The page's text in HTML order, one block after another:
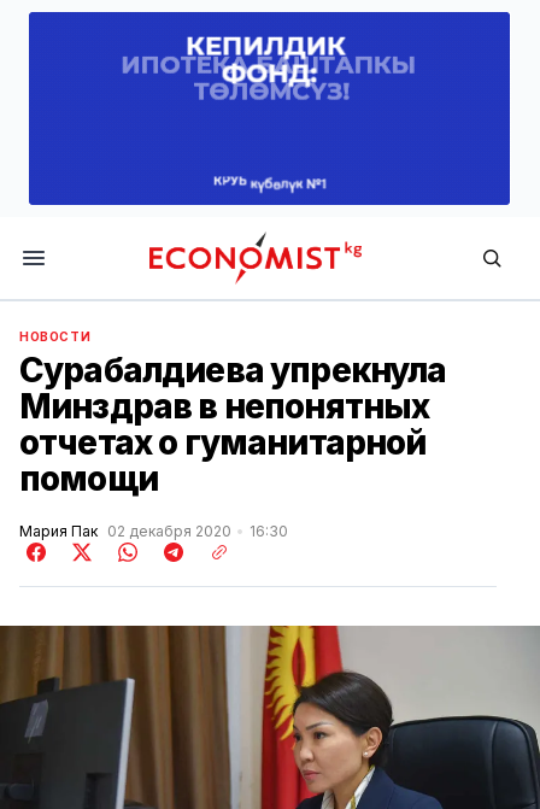
Economist.kg
НОВОСТИ
Сурабалдиева упрекнула
Минздрав в непонятных
отчетах о гуманитарной
помощи
Мария Пак 02 декабря 2020 16:30